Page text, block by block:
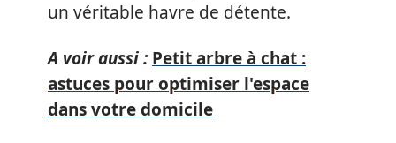
un véritable havre de détente.
A voir aussi : Petit arbre à chat :
astuces pour optimiser l'espace
dans votre domicile